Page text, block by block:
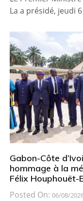
La a présidé, jeudi
Gabon-Côte
hommage à la
Félix Houphouët-
Posted On: 06/08/